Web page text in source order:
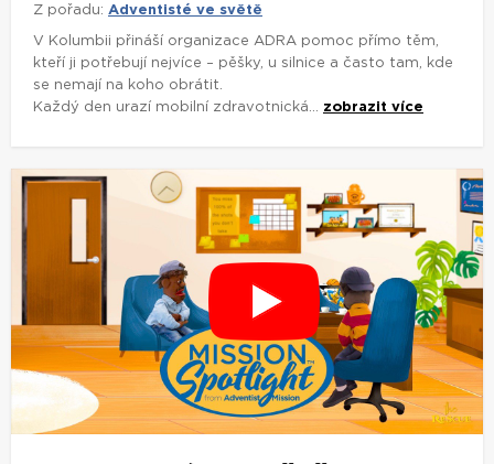
Z pořadu: Adventisté ve světě
V Kolumbii přináší organizace ADRA pomoc přímo těm,
kteří ji potřebují nejvíce – pěšky, u silnice a často tam, kde
se nemají na koho obrátit.
Každý den urazí mobilní zdravotnická... zobrazit více